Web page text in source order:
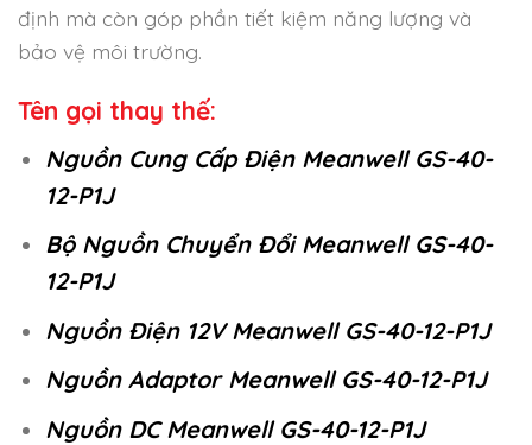
định mà còn góp phần tiết kiệm năng lượng và
bảo vệ môi trường.
Tên gọi thay thế:
Nguồn Cung Cấp Điện Meanwell GS-40-
12-P1J
Bộ Nguồn Chuyển Đổi Meanwell GS-40-
12-P1J
Nguồn Điện 12V Meanwell GS-40-12-P1J
Nguồn Adaptor Meanwell GS-40-12-P1J
Nguồn DC Meanwell GS-40-12-P1J